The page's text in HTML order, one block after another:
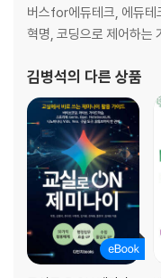
8. Promptly.Pro 프롬프트
인공지능과 인간의 공존
1. 때로는 두려운 인공지능
2. 인공지능에 인공지능을
3. 인공지능 토의, 토론 주제
챗GPT로 여행 준비하기
1. 인공지능과 여행
2. 챗GPT로 여행 정보 얻기
3. 챗GPT로 여행 계획하기
버스for에듀테크, 에듀
혁명, 코딩으로 제어하는
김병석의 다른 상품